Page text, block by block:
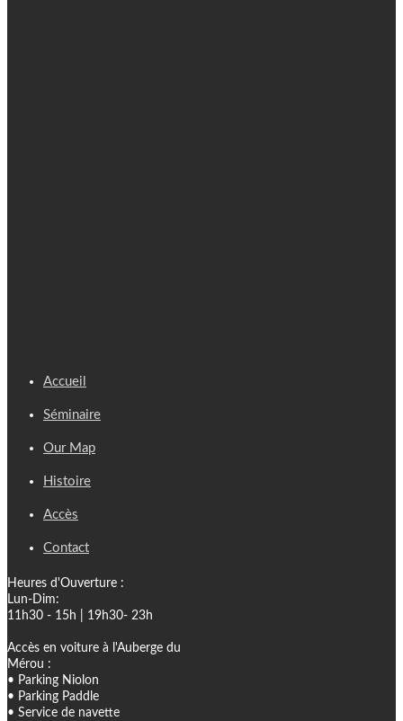
Accueil
Séminaire
Our Map
Histoire
Accès
Contact
Heures d'Ouverture :
Lun-Dim:
11h30 - 15h | 19h30- 23h
Accès en voiture à l'Auberge du
Mérou :
• Parking Niolon
• Parking Paddle
• Service de navette